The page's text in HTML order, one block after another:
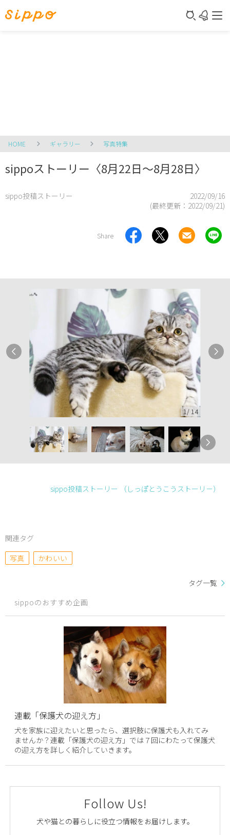
HOME ギャラリー 写真特集
sippoストーリー〈8月22日～8月28日〉
sippo投稿ストーリー
2022/09/16
(最終更新： 2022/09/21)
Share
1 / 14
sippo投稿ストーリー （しっぽとうこうストーリ－）
関連タグ
写真
かわいい
タグ一覧
sippoのおすすめ企画
連載「保護犬の迎え方」
犬を家族に迎えたいと思ったら、選択肢に保護犬も入れてみ
ませんか？連載「保護犬の迎え方」では７回にわたって保護犬
の迎え方を詳しく紹介していきます。
Follow Us!
犬や猫との暮らしに役立つ情報をお届けします。